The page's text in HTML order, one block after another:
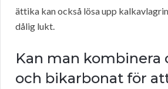
ättika kan också lösa upp
dålig lukt.
Kan man kombinera
och bikarbonat för